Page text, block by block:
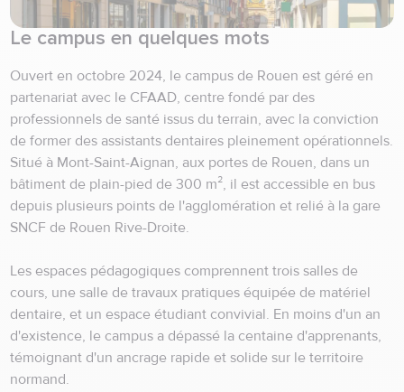
Le campus en quelques mots
Ouvert en octobre 2024, le campus de Rouen est géré en
partenariat avec le CFAAD, centre fondé par des
professionnels de santé issus du terrain, avec la conviction
de former des assistants dentaires pleinement opérationnels.
Situé à Mont-Saint-Aignan, aux portes de Rouen, dans un
bâtiment de plain-pied de 300 m², il est accessible en bus
depuis plusieurs points de l'agglomération et relié à la gare
SNCF de Rouen Rive-Droite.
Les espaces pédagogiques comprennent trois salles de
cours, une salle de travaux pratiques équipée de matériel
dentaire, et un espace étudiant convivial. En moins d'un an
d'existence, le campus a dépassé la centaine d'apprenants,
témoignant d'un ancrage rapide et solide sur le territoire
normand.